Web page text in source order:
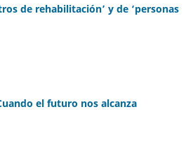
de rehabilitación’ y de ‘personas
el futuro nos alcanza